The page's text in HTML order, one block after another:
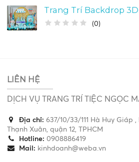
Trang Trí Backdrop 3D
(0)
LIÊN HỆ
DỊCH VỤ TRANG TRÍ TIỆC NGỌC
Địa chỉ:637/10/33/111 Hà Huy Giáp
Thạnh Xuân, quận 12, TPHCM
Hotline: 0908886419
Mail: kinhdoanh@weba.vn